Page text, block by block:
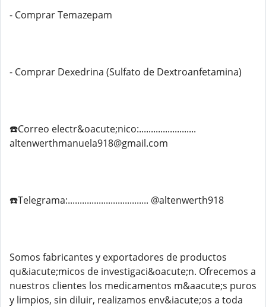
- Comprar Temazepam
- Comprar Dexedrina (Sulfato de Dextroanfetamina)
☎️Correo electr&oacute;nico:........................
altenwerthmanuela918@gmail.com
☎️Telegrama:.................................. @altenwerth918
Somos fabricantes y exportadores de productos
qu&iacute;micos de investigaci&oacute;n. Ofrecemos a
nuestros clientes los medicamentos m&aacute;s puros
y limpios, sin diluir, realizamos env&iacute;os a toda